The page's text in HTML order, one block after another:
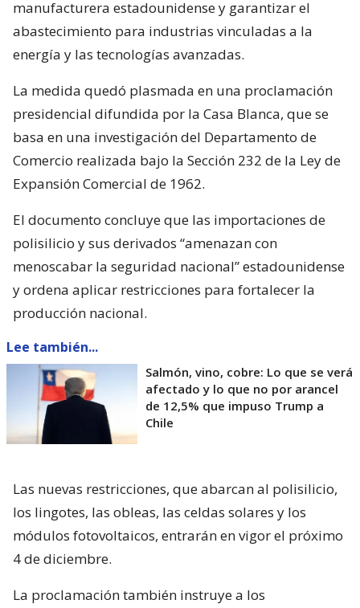
manufacturera estadounidense y garantizar el
abastecimiento para industrias vinculadas a la
energía y las tecnologías avanzadas.
La medida quedó plasmada en una proclamación
presidencial difundida por la Casa Blanca, que se
basa en una investigación del Departamento de
Comercio realizada bajo la Sección 232 de la Ley de
Expansión Comercial de 1962.
El documento concluye que las importaciones de
polisilicio y sus derivados “amenazan con
menoscabar la seguridad nacional” estadounidense
y ordena aplicar restricciones para fortalecer la
producción nacional.
Lee también...
Salmón, vino, cobre: Lo que se verá
afectado y lo que no por arancel
de 12,5% que impuso Trump a
Chile
Las nuevas restricciones, que abarcan al polisilicio,
los lingotes, las obleas, las celdas solares y los
módulos fotovoltaicos, entrarán en vigor el próximo
4 de diciembre.
La proclamación también instruye a los